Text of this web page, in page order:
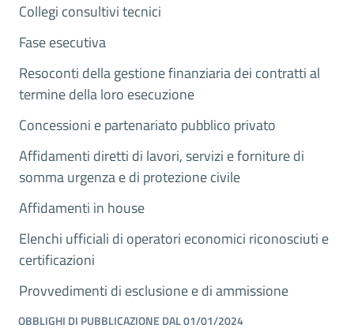
Collegi consultivi tecnici
Fase esecutiva
Resoconti della gestione finanziaria dei contratti al
termine della loro esecuzione
Concessioni e partenariato pubblico privato
Affidamenti diretti di lavori, servizi e forniture di
somma urgenza e di protezione civile
Affidamenti in house
Elenchi ufficiali di operatori economici riconosciuti e
certificazioni
Provvedimenti di esclusione e di ammissione
OBBLIGHI DI PUBBLICAZIONE DAL 01/01/2024